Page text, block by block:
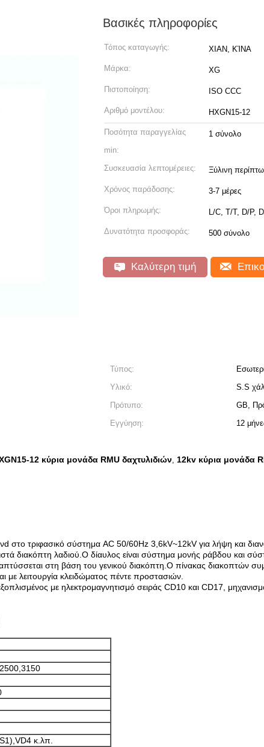
Βασικές πληροφορίες
Τόπος καταγωγής: XIAN, ΚΊΝΑ
Μάρκα: XG
Πιστοποίηση: ISO CCC
Αριθμό μοντέλου: HXGN15-12
Ποσότητα παραγγελίας
min:
1 σύνολο
Συσκευασία λεπτομέρειες: Ξύλινη
Χρόνος παράδοσης: 3-7 μέρες
Όροι πληρωμής: L/C, T/T, D/P,
Δυνατότητα προσφοράς: 500 σύνολο
Καλύτερη τιμή
Τύπος:
Υλικό:
S.S
Πρότυπο:
GB,
Εγγύηση:
12
12 κύρια μονάδα RMU δαχτυλιδιών, 12kv κύρια μονάδα
d στο τριφασικό σύστημα AC 50/60Hz 3,6kV~12kV για λήψη και
διακόπτη λαδιού.Ο δίαυλος είναι σύστημα μονής ράβδου και
στη βάση του γενικού διακόπτη.Ο πίνακας διακοπτών
λειτουργία κλειδώματος πέντε προστασιών.
με ηλεκτρομαγνητισμό σειράς CD10 και CD17,
κ.λπ.